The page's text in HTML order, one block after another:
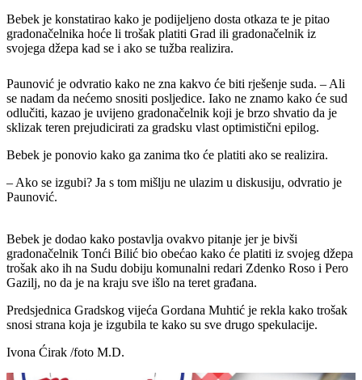
Bebek je konstatirao kako je podijeljeno dosta otkaza te je pitao
gradonačelnika hoće li trošak platiti Grad ili gradonačelnik iz
svojega džepa kad se i ako se tužba realizira.
Paunović je odvratio kako ne zna kakvo će biti rješenje suda. – Ali
se nadam da nećemo snositi posljedice. Iako ne znamo kako će sud
odlučiti, kazao je uvijeno gradonačelnik koji je brzo shvatio da je
sklizak teren prejudicirati za gradsku vlast optimistični epilog.
Bebek je ponovio kako ga zanima tko će platiti ako se realizira.
– Ako se izgubi? Ja s tom mišlju ne ulazim u diskusiju, odvratio je
Paunović.
Bebek je dodao kako postavlja ovakvo pitanje jer je bivši
gradonačelnik Tonći Bilić bio obećao kako će platiti iz svojeg džepa
trošak ako ih na Sudu dobiju komunalni redari Zdenko Roso i Pero
Gazilj, no da je na kraju sve išlo na teret građana.
Predsjednica Gradskog vijeća Gordana Muhtić je rekla kako trošak
snosi strana koja je izgubila te kako su sve drugo spekulacije.
Ivona Ćirak /foto M.D.